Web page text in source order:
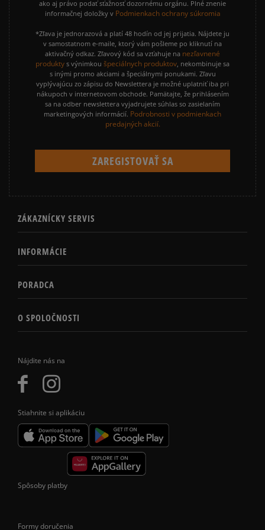
Nájdite nás na
Stiahnite si aplikáciu
ako aj právo podať sťažnosť dozornému orgánu. Plné znenie
informačnej doložky v Podmienkach ochrany súkromia
*Zľava je jednorazová a platí 48 hodín od jej prijatia. Nájdete ju
v samostatnom e-maile, ktorý vám pošleme po kliknutí na
aktivačný odkaz. Zľavový kód sa vzťahuje na nezľavnené
produkty s výnimkou špeciálnych produktov, nekombinuje sa
s inými promo akciami a špeciálnymi ponukami. Zľavu
vyplývajúcu zo zápisu do Newslettera je možné uplatniť iba pri
nákupoch v internetovom obchode. Pamätajte, že prihlásením
sa na odber newslettera vyjadrujete súhlas so zasielaním
marketingových informácií. Podrobnosti v podmienkach
predajných akcií.
ZÁKAZNÍCKY SERVIS
INFORMÁCIE
PORADCA
O SPOLOČNOSTI
Spôsoby platby
Formy doručenia